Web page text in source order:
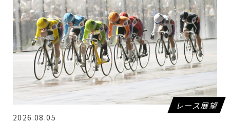
レース展望
2026.08.05